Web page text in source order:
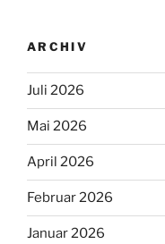
ARCHIV
Juli 2026
Mai 2026
April 2026
Februar 2026
Januar 2026